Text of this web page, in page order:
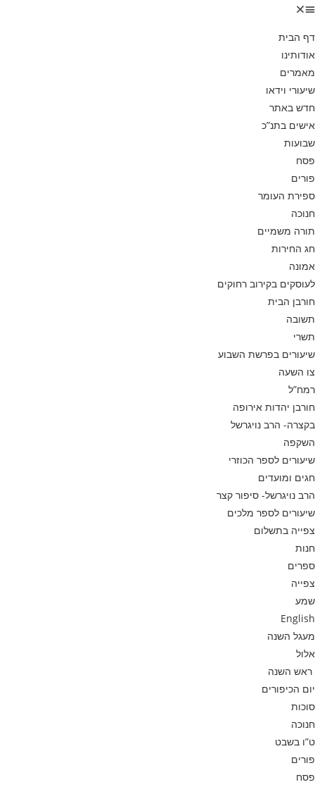
דף הבית
אודותינו
מאמרים
שיעורי וידאו
חדש באתר
אישים בתנ”כ
שבועות
פסח
פורים
ספירת העומר
חנוכה
תורה משמיים
חג החירות
אמונה
לעוסקים בקירוב רחוקים
חורבן הבית
תשובה
תשרי
שיעורים בפרשת השבוע
צו השעה
רמח”ל
חורבן יהדות אירופה
בקצרה- הרב נויגרשל
השקפה
שיעורים לספר הכוזרי
חגים ומועדים
הרב נויגרשל- סיפור קצר
שיעורים לספר מלכים
צפייה בתשלום
חנות
ספרים
צפייה
שמע
English
מעגל השנה
אלול
ראש השנה
יום הכיפורים
סוכות
חנוכה
ט”ו בשבט
פורים
פסח